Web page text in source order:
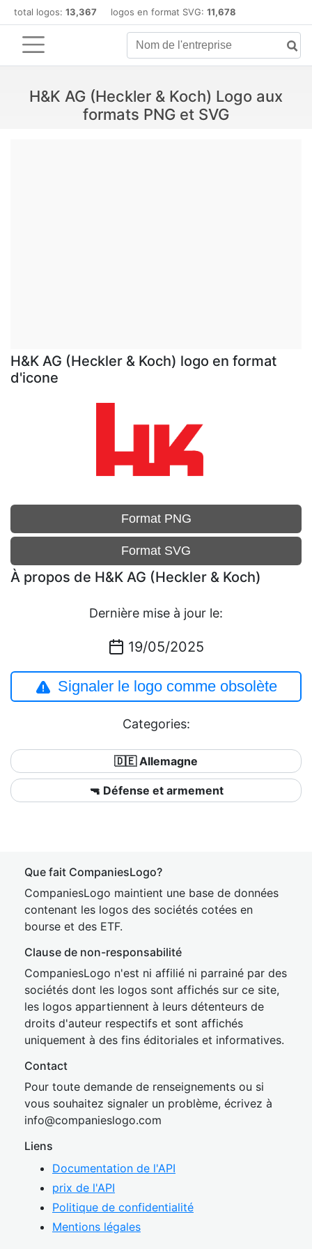
total logos: 13,367 logos en format SVG: 11,678
H&K AG (Heckler & Koch) Logo aux
formats PNG et SVG
H&K AG (Heckler & Koch) logo en format
d'icone
Format PNG
Format SVG
À propos de H&K AG (Heckler & Koch)
Dernière mise à jour le:
19/05/2025
Signaler le logo comme obsolète
Categories:
🇩🇪 Allemagne
🔫 Défense et armement
Que fait CompaniesLogo?
CompaniesLogo maintient une base de données
contenant les logos des sociétés cotées en
bourse et des ETF.
Clause de non-responsabilité
CompaniesLogo n'est ni affilié ni parrainé par des
sociétés dont les logos sont affichés sur ce site,
les logos appartiennent à leurs détenteurs de
droits d'auteur respectifs et sont affichés
uniquement à des fins éditoriales et informatives.
Contact
Pour toute demande de renseignements ou si
vous souhaitez signaler un problème, écrivez à
info@companieslogo.com
Liens
Documentation de l'API
prix de l'API
Politique de confidentialité
Mentions légales